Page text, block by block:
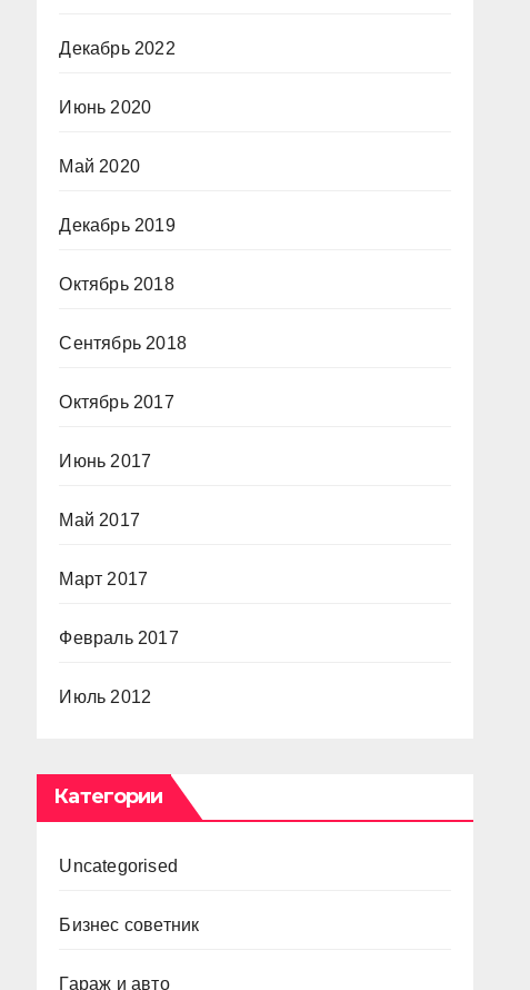
Декабрь 2022
Июнь 2020
Май 2020
Декабрь 2019
Октябрь 2018
Сентябрь 2018
Октябрь 2017
Июнь 2017
Май 2017
Март 2017
Февраль 2017
Июль 2012
Категории
Uncategorised
Бизнес советник
Гараж и авто